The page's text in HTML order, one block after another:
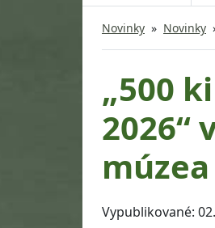
Novinky Novinky
„500
2026“
Vypublikované: